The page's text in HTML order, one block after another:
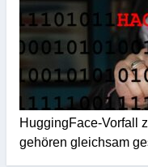
HuggingFace-Vorfall
gehören gleichsam